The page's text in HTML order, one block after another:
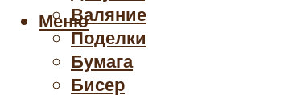
Валяние
Поделки
Бумага
Бисер
Меню